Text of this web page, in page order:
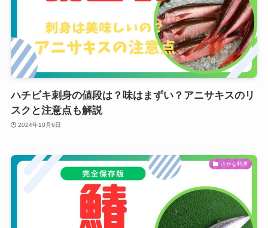
ハチビキ刺身の値段は？味はまずい？アニサキスのリ
スクと注意点も解説
2024年10月6日
さかな料理